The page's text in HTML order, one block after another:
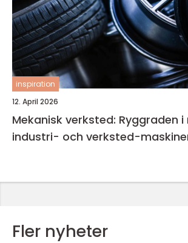
inspiration
12. April 2026
Mekanisk verksted: Ryggraden
industri- och verksted-
Fler nyheter